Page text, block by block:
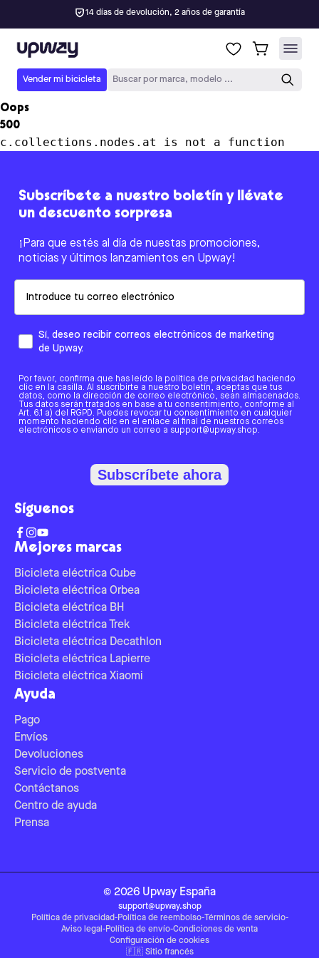
14 días de devolución, 2 años de garantía
Upway
Vender mi bicicleta Buscar por marca, modelo ...
Oops
500
c.collections.nodes.at is not a function
Mejores marcas
Bicicleta eléctrica Cube
Bicicleta eléctrica Orbea
Bicicleta eléctrica BH
Bicicleta eléctrica Trek
Bicicleta eléctrica Decathlon
Bicicleta eléctrica Lapierre
Bicicleta eléctrica Xiaomi
Ayuda
Pago
Envíos
Devoluciones
Servicio de postventa
Contáctanos
Centro de ayuda
Prensa
Subscríbete a nuestro boletín y llévate
un descuento sorpresa
¡Para que estés al día de nuestas promociones,
noticias y últimos lanzamientos en Upway!
Sí, deseo recibir correos electrónicos de marketing
de Upway.
Por favor, confirma que has leído la política de privacidad haciendo
clic en la casilla. Al suscribirte a nuestro boletín, aceptas que tus
datos, como la dirección de correo electrónico, sean almacenados.
Tus datos serán tratados en base a tu consentimiento, conforme al
Art. 6.1 a) del RGPD. Puedes revocar tu consentimiento en cualquier
momento haciendo clic en el enlace al final de nuestros correos
electrónicos o enviando un correo a support@upway.shop.
Subscríbete ahora
Síguenos
© 2026 Upway España
support@upway.shop
Política de privacidad-Política de reembolso-Términos de servicio-
Aviso legal -Política de envío-Condiciones de venta
Configuración de cookies
🇫🇷 Sitio francés